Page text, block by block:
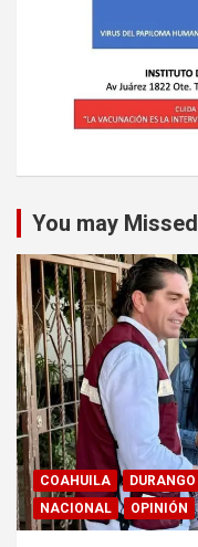
You may Missed
COAHUILA DURANGO
NACIONAL
OPINIÓN